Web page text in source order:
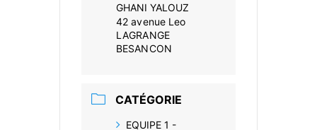
GHANI YALOUZ
42 avenue Leo
LAGRANGE
BESANCON
CATÉGORIE
EQUIPE 1 -